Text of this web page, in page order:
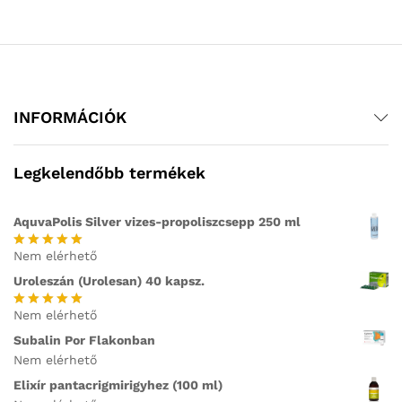
INFORMÁCIÓK
Legkelendőbb termékek
AquvaPolis Silver vizes-propoliszcsepp 250 ml
Értékelés:
5.00 / 5
Nem elérhető
Uroleszán (Urolesan) 40 kapsz.
Értékelés:
5.00
/ 5
Nem elérhető
Subalin Por Flakonban
Nem elérhető
Elixír pantacrigmirigyhez (100 ml)